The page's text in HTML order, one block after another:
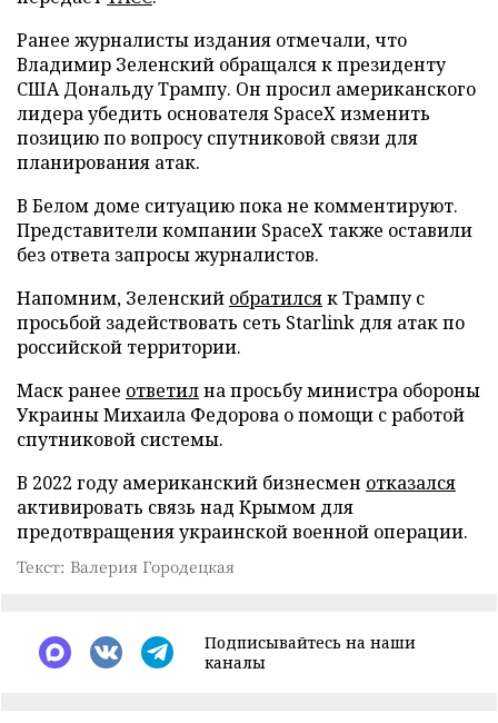
Ранее журналисты издания отмечали, что
Владимир Зеленский обращался к президенту
США Дональду Трампу. Он просил американского
лидера убедить основателя SpaceX изменить
позицию по вопросу спутниковой связи для
планирования атак.
В Белом доме ситуацию пока не комментируют.
Представители компании SpaceX также оставили
без ответа запросы журналистов.
Напомним, Зеленский обратилсяк Трампу с
просьбой задействовать сеть Starlink для атак по
российской территории.
Маск ранее ответилна просьбу министра обороны
Украины Михаила Федорова о помощи с работой
спутниковой системы.
В 2022 году американский бизнесмен отказался
активировать связь над Крымом для
предотвращения украинской военной операции.
Текст: Валерия Городецкая
Подписывайтесь на наши
каналы